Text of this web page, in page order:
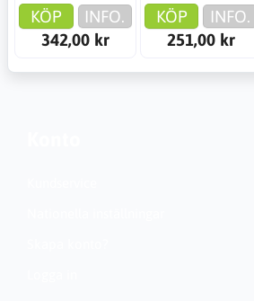
KÖP
INFO.
342,00 kr
KÖP
INFO.
251,00 kr